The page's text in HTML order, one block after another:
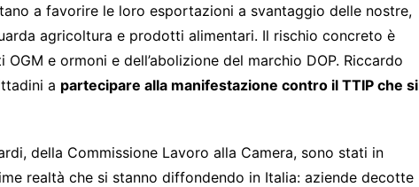
a favorire le loro esportazioni a svantaggio delle nostre,
agricoltura e prodotti alimentari. Il rischio concreto è
e ormoni e dell’abolizione del marchio DOP. Riccardo
a partecipare alla manifestazione contro il TTIP che si
della Commissione Lavoro alla Camera, sono stati in
realtà che si stanno diffondendo in Italia: aziende decotte